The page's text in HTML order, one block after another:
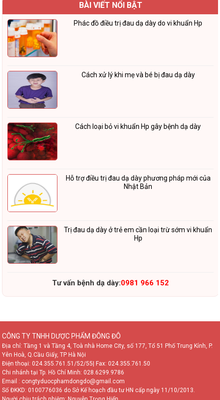
BÀI VIẾT NỔI BẬT
Phác đồ điều trị đau dạ dày do vi khuẩn Hp
Cách xử lý khi mẹ và bé bị đau dạ dày
Cách loại bỏ vi khuẩn Hp gây bệnh dạ dày
Hỗ trợ điều trị đau dạ dày phương pháp mới của
Nhật Bản
Trị đau dạ dày ở trẻ em cần loại trừ sớm vi khuẩn
Hp
Tư vấn bệnh dạ dày:0981 966 152
CÔNG TY TNHH DƯỢC PHẨM ĐÔNG ĐÔ
Địa chỉ: Tầng 1 và Tầng 4, Toà nhà Home City, số 177, Tổ 51 Phố Trung Kính, P.
Yên Hoà, Q.Cầu Giấy, TP Hà Nội
Điện thoại: 024.355.761.51/52/55
| Fax: 024.355.761.50
Chi nhánh tại Tp. Hồ Chí Minh: 028.6299.9786
Email : congtyduocphamdongdo@gmail.com
Số ĐKKD: 0100776036 do Sở Kế hoạch đầu tư HN cấp ngày 11/10/2013.